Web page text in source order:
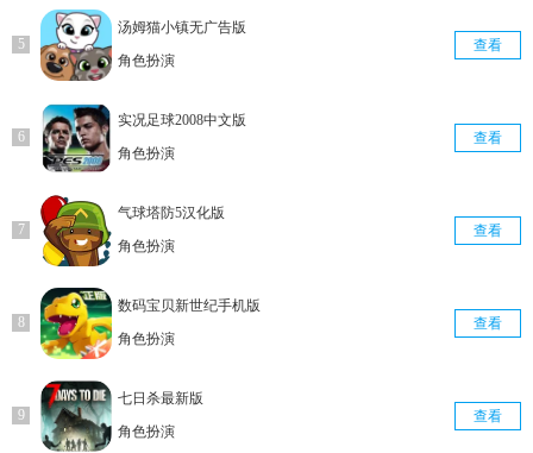
汤姆猫小镇无广告版
角色扮演
查看
实况足球2008中文版
角色扮演
查看
气球塔防5汉化版
角色扮演
查看
数码宝贝新世纪手机版
角色扮演
查看
七日杀最新版
角色扮演
查看